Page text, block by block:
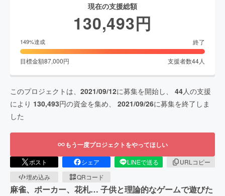
現在の支援総額
130,493円
149%達成 終了
目標金額87,000円 支援者数44人
このプロジェクトは、 2021/09/12に募集を開始し、 44人の支援
により 130,493円の資金を集め、 2021/09/26に募集を終了しま
した
もう一度プロジェクトをやってほしい
ポスト シェア LINEで送る
URLコピー
埋め込み
QRコード
麻雀、ポーカー、花札… 子供と理論的なゲームで遊びた